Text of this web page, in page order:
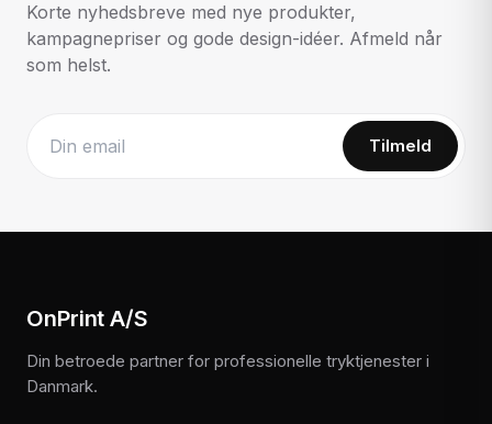
Korte nyhedsbreve med nye produkter,
kampagnepriser og gode design-idéer. Afmeld når
som helst.
Tilmeld
OnPrint A/S
Din betroede partner for professionelle tryktjenester i
Danmark.